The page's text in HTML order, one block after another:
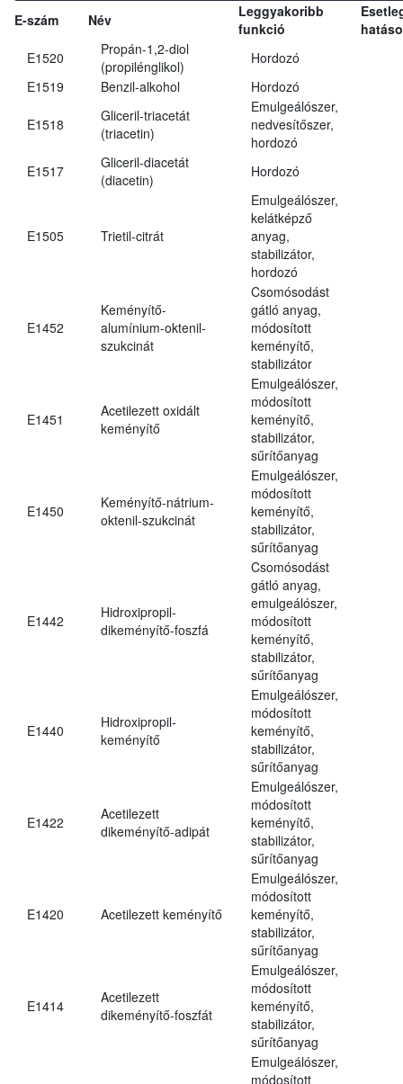
E-szám Név
Leggyakoribb
funkció
E1520
Propán-1,2-diol
(propilénglikol)
Hordozó
E1519
Benzil-alkohol Hordozó
E1518
Gliceril-triacetát
(triacetin)
Emulgeálószer,
nedvesítőszer,
hordozó
E1517
Gliceril-diacetát
(diacetin)
Hordozó
E1505 Trietil-citrát
Emulgeálószer,
kelátképző
anyag,
stabilizátor,
hordozó
E1452
Keményítő-
alumínium-oktenil-
szukcinát
Csomósodást
gátló anyag,
módosított
keményítő,
stabilizátor
E1451
Acetilezett oxidált
keményítő
Emulgeálószer,
módosított
keményítő,
stabilizátor,
sűrítőanyag
E1450
Keményítő-nátrium-
oktenil-szukcinát
Emulgeálószer,
módosított
keményítő,
stabilizátor,
sűrítőanyag
E1442
Hidroxipropil-
dikeményítő-foszfá
Csomósodást
gátló anyag,
emulgeálószer,
módosított
keményítő,
stabilizátor,
sűrítőanyag
E1440
Hidroxipropil-
keményítő
Emulgeálószer,
módosított
keményítő,
stabilizátor,
sűrítőanyag
E1422
Acetilezett
dikeményítő-adipát
Emulgeálószer,
módosított
keményítő,
stabilizátor,
sűrítőanyag
E1420 Acetilezett keményítő
Emulgeálószer,
módosított
keményítő,
stabilizátor,
sűrítőanyag
E1414
Acetilezett
dikeményítő-foszfát
Emulgeálószer,
módosított
keményítő,
stabilizátor,
sűrítőanyag
Emulgeálószer,
módosított